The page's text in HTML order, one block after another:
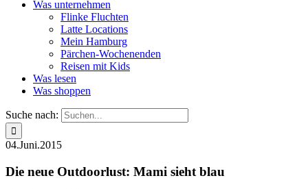
Was unternehmen
Flinke Fluchten
Latte Locations
Mein Hamburg
Pärchen-Wochenenden
Reisen mit Kids
Was lesen
Was shoppen
Suche nach:
04.Juni.2015
Die neue Outdoorlust: Mami sieht blau